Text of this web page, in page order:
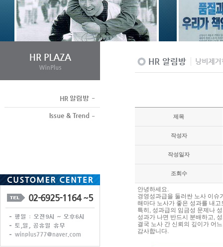
제목
작성자
작성일자
조회수
안녕하세요.
경영성과급을 둘러싼 노사 이슈
해마다 노사가 좋은 성과를 내
특히, 성과급의 임금성 문제나
성과가 나면 반드시 분배하고,
결국 노사 간 신뢰의 깊이가 어
감사합니다.